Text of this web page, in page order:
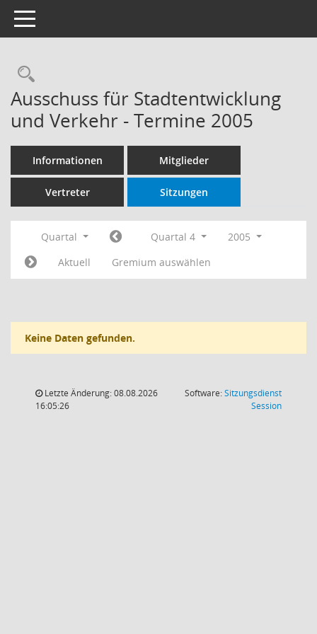
Toggle navigation
Rechercheauswahl
Ausschuss für Stadtentwicklung
und Verkehr - Termine 2005
Informationen Mitglieder
Vertreter Sitzungen
Quartal Quartal 4
2005
Aktuell
Gremium auswählen
Keine Daten gefunden.
Letzte Änderung: 08.08.2026
16:05:26
Software:Sitzungsdienst
Session(Wird in